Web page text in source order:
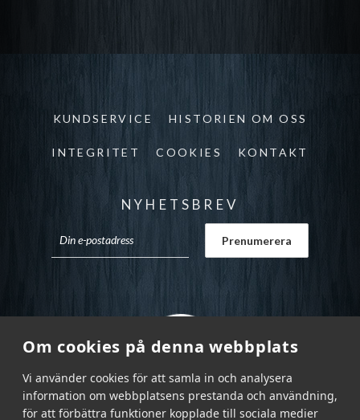
Om cookies på denna webbplats
Vi använder cookies för att samla in och analysera
information om webbplatsens prestanda och användning,
för att förbättra funktioner kopplade till sociala medier
KUNDSERVICE HISTORIEN OM OSS
INTEGRITET COOKIES KONTAKT
NYHETSBREV